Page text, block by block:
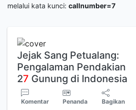
melalui kata kunci: callnumber=7
Jejak Sang Petualang:
Pengalaman Pendakian
27 Gunung di Indonesia
Komentar Penanda Bagikan